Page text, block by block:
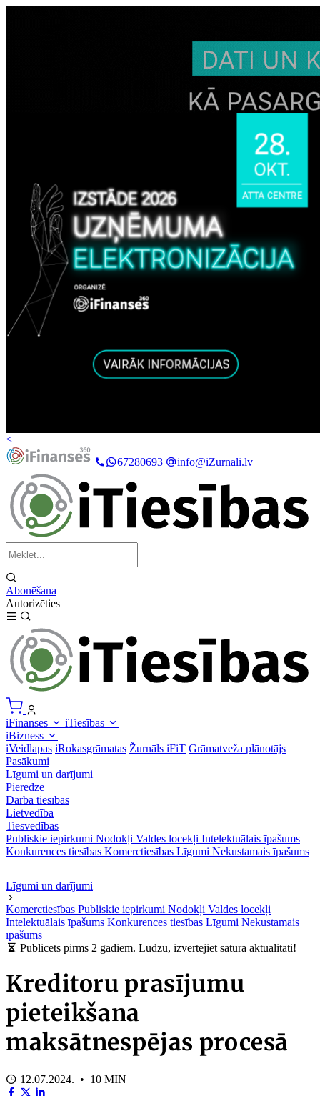
<
67280693
info@iZurnali.lv
Abonēšana
Autorizēties
iFinanses
iTiesības
iBizness
iVeidlapas iRokasgrāmatas Žurnāls iFiT Grāmatveža plānotājs
Pasākumi
Līgumi un darījumi
Pieredze
Darba tiesības
Lietvedība
Tiesvedības
Publiskie iepirkumi Nodokļi Valdes locekļi Intelektuālais īpašums
Konkurences tiesības Komerctiesības Līgumi Nekustamais īpašums
Līgumi un darījumi
Komerctiesības Publiskie iepirkumi Nodokļi Valdes locekļi
Intelektuālais īpašums Konkurences tiesības Līgumi Nekustamais
īpašums
Publicēts pirms 2 gadiem. Lūdzu, izvērtējiet satura aktualitāti!
Kreditoru prasījumu
pieteikšana
maksātnespējas procesā
12.07.2024. • 10 MIN